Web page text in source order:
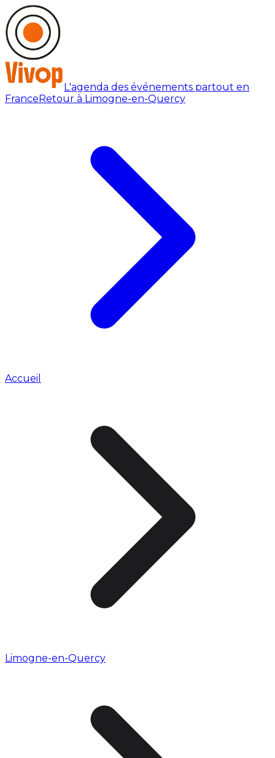
L'agenda des événements partout en
FranceRetour à Limogne-en-Quercy
Accueil
Limogne-en-Quercy